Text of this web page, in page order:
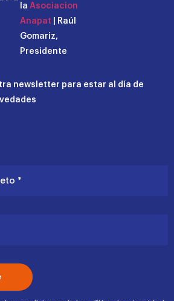
la Asociacion
Anapat | Raúl
Gomariz,
Presidente
newsletter para estar al día de